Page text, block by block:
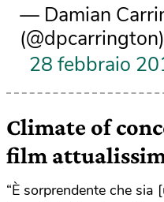
— Damian
(@dpcarrington)
28 febbraio
Climate of
film
“È sorprendente che